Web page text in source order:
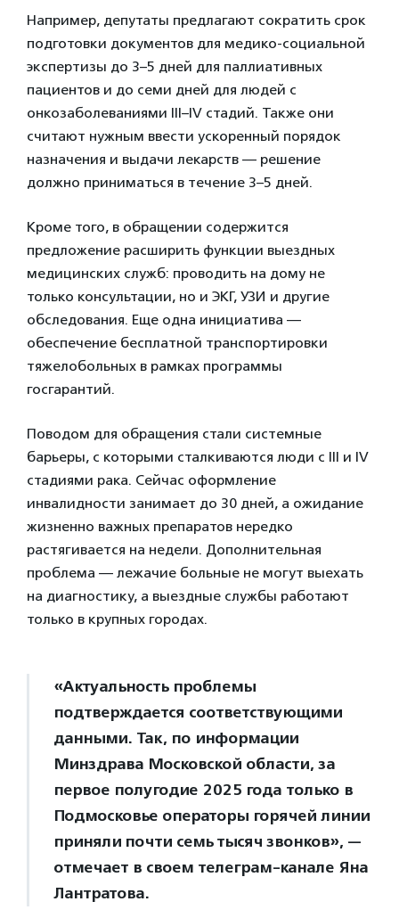
Например, депутаты предлагают сократить срок
подготовки документов для медико-социальной
экспертизы до 3–5 дней для паллиативных
пациентов и до семи дней для людей с
онкозаболеваниями III–IV стадий. Также они
считают нужным ввести ускоренный порядок
назначения и выдачи лекарств — решение
должно приниматься в течение 3–5 дней.
Кроме того, в обращении содержится
предложение расширить функции выездных
медицинских служб: проводить на дому не
только консультации, но и ЭКГ, УЗИ и другие
обследования. Еще одна инициатива —
обеспечение бесплатной транспортировки
тяжелобольных в рамках программы
госгарантий.
Поводом для обращения стали системные
барьеры, с которыми сталкиваются люди с III и IV
стадиями рака. Сейчас оформление
инвалидности занимает до 30 дней, а ожидание
жизненно важных препаратов нередко
растягивается на недели. Дополнительная
проблема — лежачие больные не могут выехать
на диагностику, а выездные службы работают
только в крупных городах.
«Актуальность проблемы
подтверждается соответствующими
данными. Так, по информации
Минздрава Московской области, за
первое полугодие 2025 года только в
Подмосковье операторы горячей линии
приняли почти семь тысяч звонков», —
отмечает в своем телеграм-канале Яна
Лантратова.